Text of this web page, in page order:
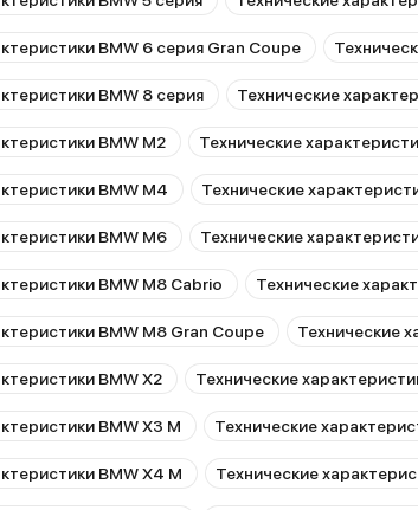
Всё-таки полный привод даёт нереальное
асфальте. А открытая крыша в солнечное
супертехнологичность этого БМВ. Тут
всего пару-тройку раз в месяц, до трех
сэкономить.
BMW 6 серия Gran Coupe
BMW 8 серия Технические
BMW M2 Технические
BMW M4 Технические
BMW M6 Технические
BMW M8 Cabrio Технические
BMW M8 Gran Coupe Технические
BMW X2 Технические
BMW X3 M Технические
BMW X4 M Технические